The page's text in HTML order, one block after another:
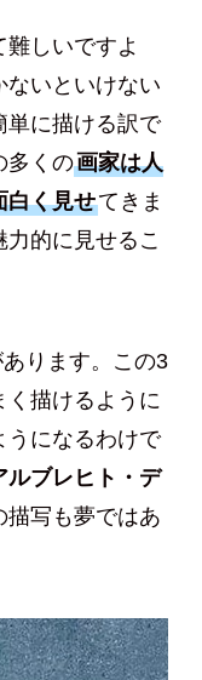
しいですよ
ないといけない
単に描ける訳で
多くの画家は人
白く見せてきま
力的に見せるこ
ります。この3
く描けるように
うになるわけで
ルブレヒト・デ
描写も夢ではあ